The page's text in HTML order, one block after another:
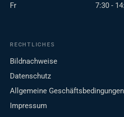
Fr
7:30 -
RECHTLICHES
Bildnachweise
Datenschutz
Allgemeine Geschäftsbedingungen
Impressum